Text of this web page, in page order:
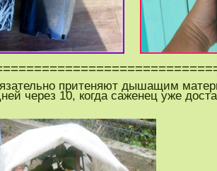
притеняют дышащим
через 10, когда саженец уже